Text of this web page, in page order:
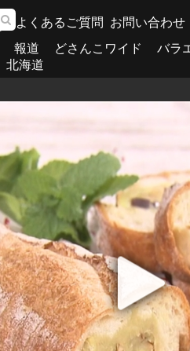
よくあるご質問 お問い合わせ
報道 どさんこワイド バラ
北海道